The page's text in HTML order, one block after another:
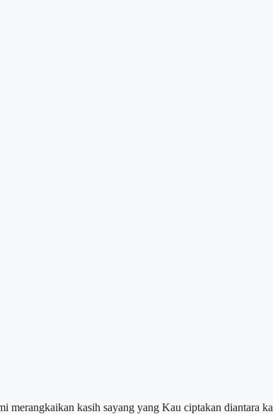
merangkaikan kasih sayang yang Kau ciptakan diantara